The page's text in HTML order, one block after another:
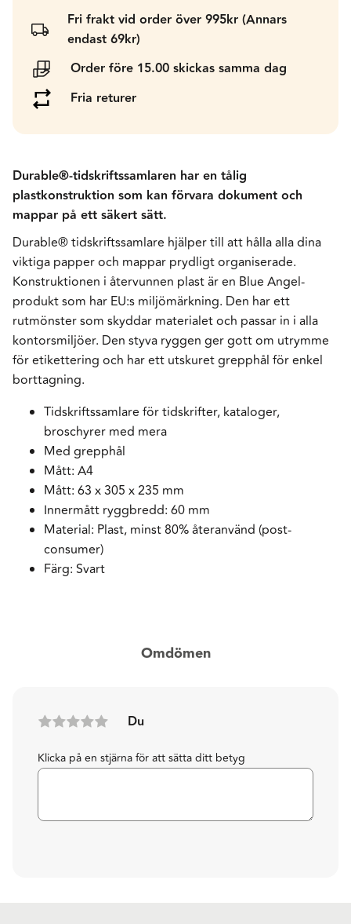
Fri frakt vid order över 995kr (Annars
endast 69kr)
Order före 15.00 skickas samma dag
Fria returer
Durable®-tidskriftssamlaren har en tålig
plastkonstruktion som kan förvara dokument och
mappar på ett säkert sätt.
Durable® tidskriftssamlare hjälper till att hålla alla dina
viktiga papper och mappar prydligt organiserade.
Konstruktionen i återvunnen plast är en Blue Angel-
produkt som har EU:s miljömärkning. Den har ett
rutmönster som skyddar materialet och passar in i alla
kontorsmiljöer. Den styva ryggen ger gott om utrymme
för etikettering och har ett utskuret grepphål för enkel
borttagning.
Tidskriftssamlare för tidskrifter, kataloger,
broschyrer med mera
Med grepphål
Mått: A4
Mått: 63 x 305 x 235 mm
Innermått ryggbredd: 60 mm
Material: Plast, minst 80% återanvänd (post-
consumer)
Färg: Svart
Omdömen
Du
Klicka på en stjärna för att sätta ditt betyg